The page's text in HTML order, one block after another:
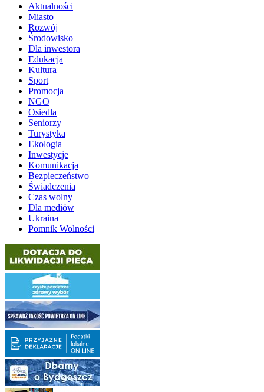
Aktualności
Miasto
Rozwój
Środowisko
Dla inwestora
Edukacja
Kultura
Sport
Promocja
NGO
Osiedla
Seniorzy
Turystyka
Ekologia
Inwestycje
Komunikacja
Bezpieczeństwo
Świadczenia
Czas wolny
Dla mediów
Ukraina
Pomnik Wolności